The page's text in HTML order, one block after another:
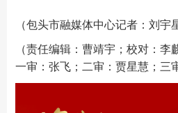
（包头市融媒体中心记者：刘宇
（责任编辑：曹靖宇；校对：李
一审：张飞；二审：贾星慧；三